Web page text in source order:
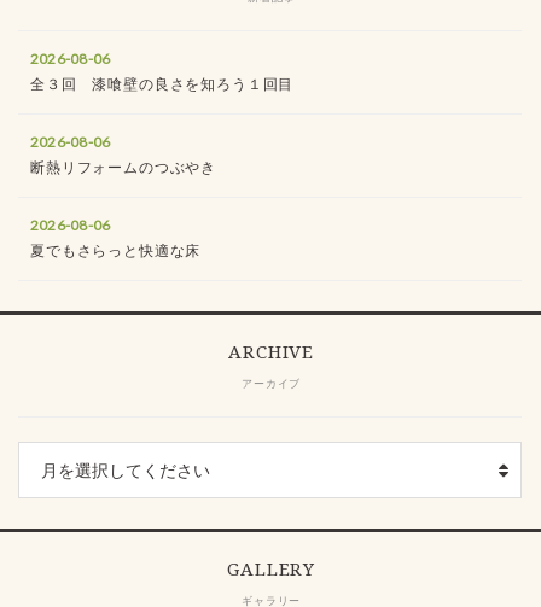
2026-08-06
全３回 漆喰壁の良さを知ろう１回目
2026-08-06
断熱リフォームのつぶやき
2026-08-06
夏でもさらっと快適な床
ARCHIVE
アーカイブ
GALLERY
ギャラリー